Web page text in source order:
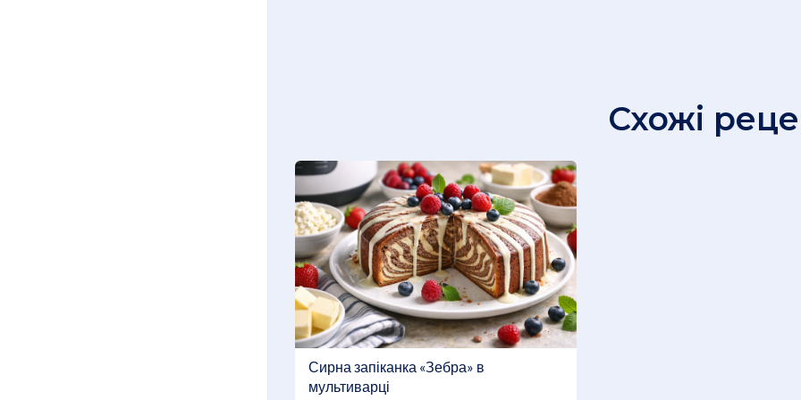
Схожі
Сирна запіканка «Зебра» в
мультиварці